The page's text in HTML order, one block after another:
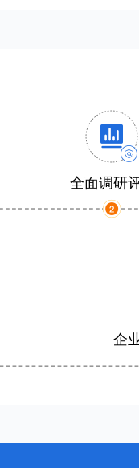
全面调研
企